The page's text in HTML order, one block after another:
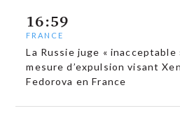
16:59
FRANCE
La Russie juge « inacceptable
mesure d’expulsion visant
Fedorova en France